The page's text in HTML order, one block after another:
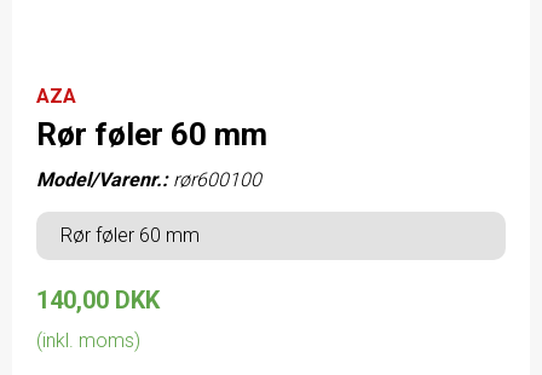
AZA
Rør føler 60 mm
Model/Varenr.: rør600100
Rør føler 60 mm
140,00 DKK
(inkl. moms)